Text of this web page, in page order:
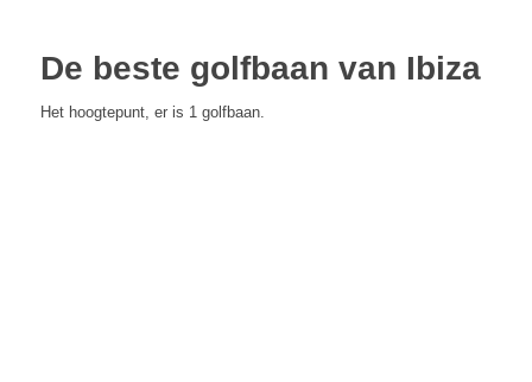
De beste golfbaan van Ibiza
Het hoogtepunt, er is 1 golfbaan.